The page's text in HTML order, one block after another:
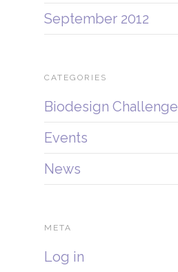
September 2012
CATEGORIES
Biodesign Challenge
Events
News
META
Log in